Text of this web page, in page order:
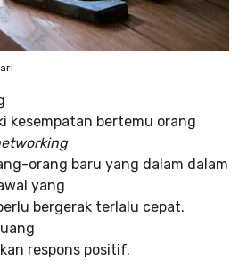
kesempatan bertemu orang
orang baru yang dalam dalam
yang
bergerak terlalu cepat.
respons positif.